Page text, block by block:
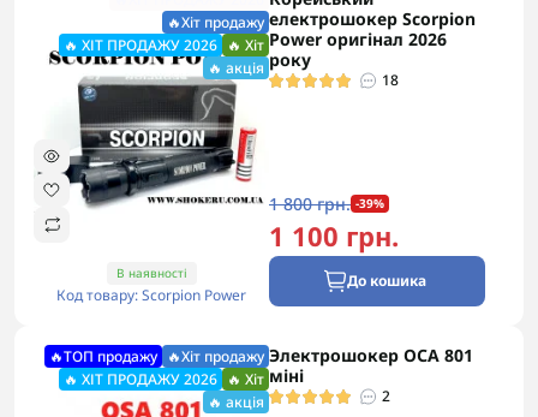
🔥Хіт продажу
🔥 ХІТ ПРОДАЖУ 2026 🔥 Хіт
🔥 акція
В наявності
Код товару: Scorpion Power
електрошокер Scorpion
Power оригінал 2026
року
18
1 800 грн. -39%
1 100 грн.
До кошика
🔥ТОП продажу 🔥Хіт продажу
🔥 ХІТ ПРОДАЖУ 2026 🔥 Хіт
🔥 акція
Электрошокер ОСА 801
міні
2